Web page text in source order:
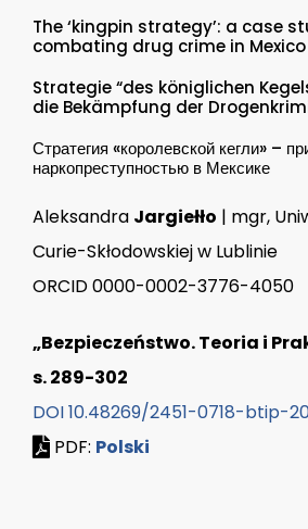
The ‘kingpin strategy’: a case
combating drug crime in Mexico
Strategie “des königlichen
die Bekämpfung der
Стратегия «королевской кегли» –
наркопреступностью в Мексике
Aleksandra Jargiełło | mgr,
Curie-Skłodowskiej w Lublinie
ORCID 0000-0002-3776-4050
„Bezpieczeństwo. Teoria i
s. 289-302
DOI 10.48269/2451-0718-btip-
PDF: Polski